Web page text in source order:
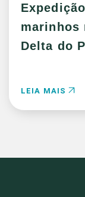
marinhos
Delta do
LEIA MAIS